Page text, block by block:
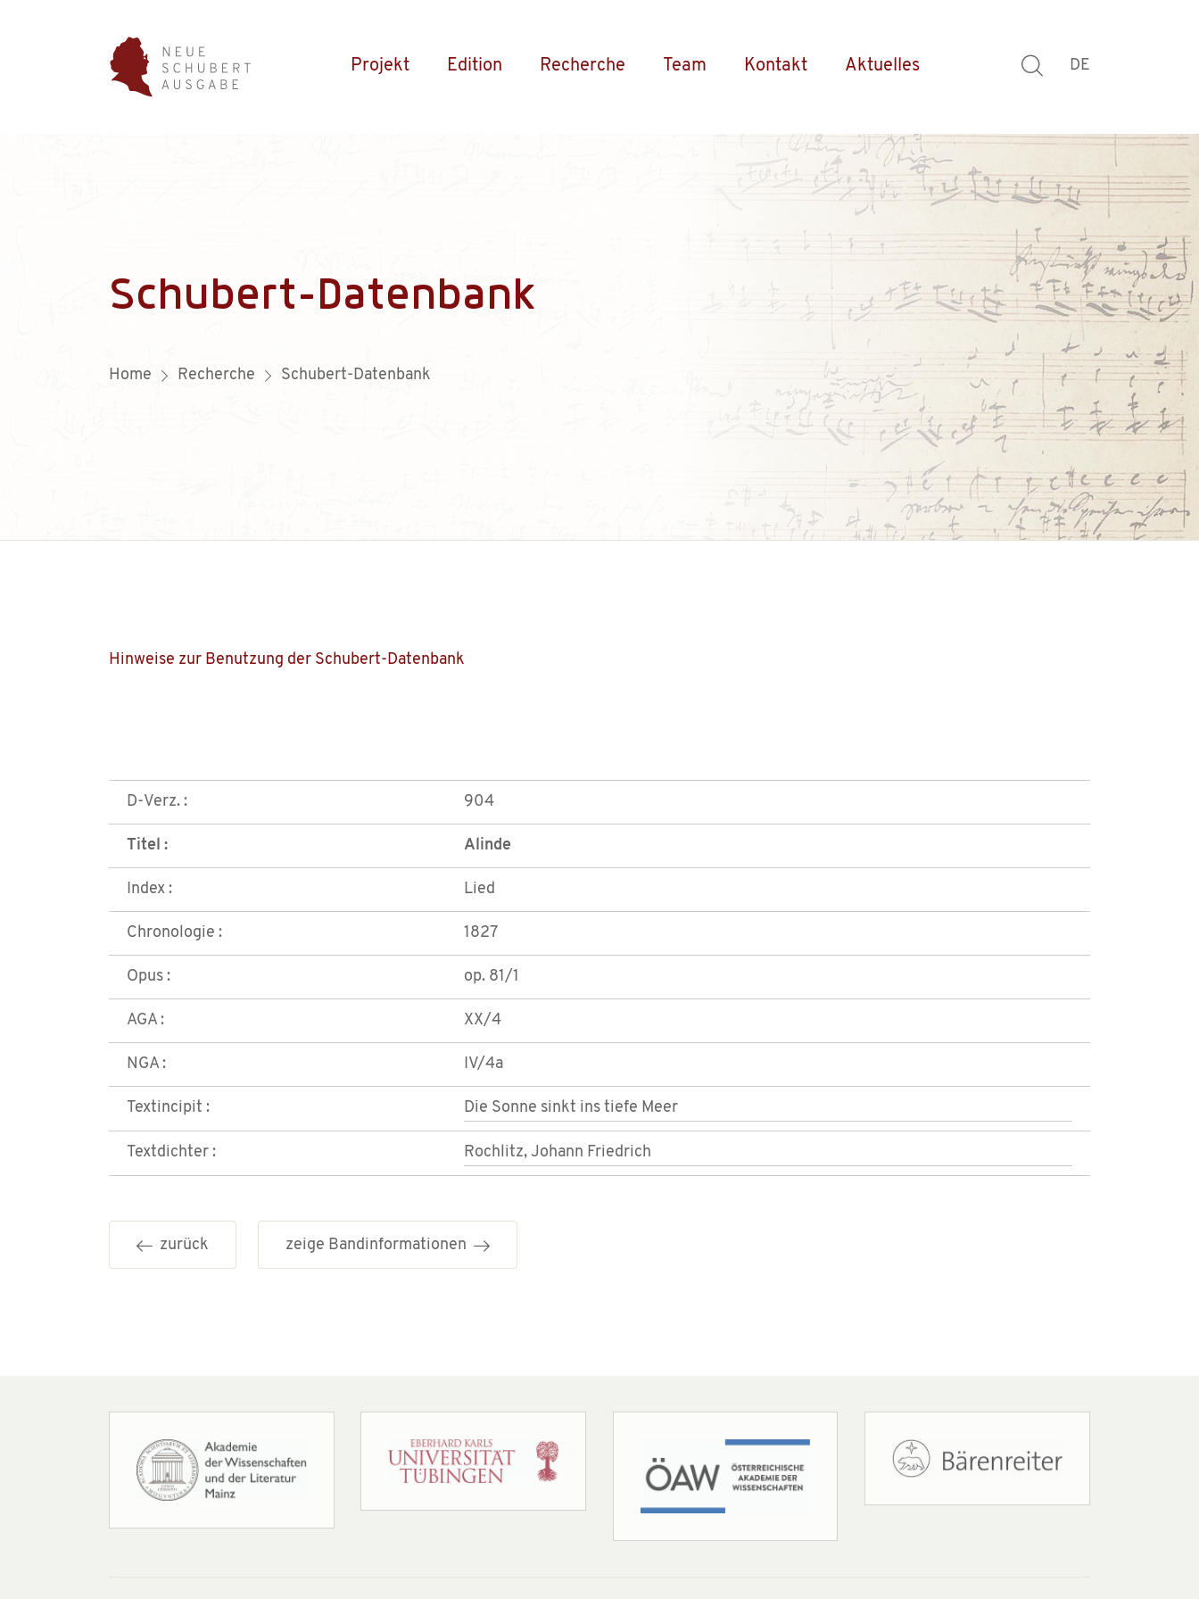
Projekt Edition Recherche Team Kontakt Aktuelles DE
Schubert-Datenbank
Home Recherche Schubert-Datenbank
Hinweise zur Benutzung der Schubert-Datenbank
D-Verz. : 904
Titel : Alinde
Index : Lied
Chronologie : 1827
Opus : op. 81/1
AGA : XX/4
NGA : IV/4a
Textincipit : Die Sonne sinkt ins tiefe Meer
Textdichter : Rochlitz, Johann Friedrich
zurück zeige Bandinformationen